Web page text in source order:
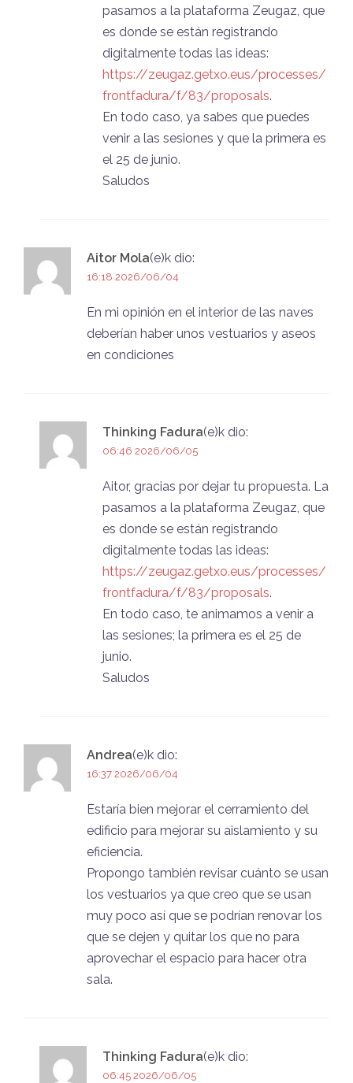
pasamos a la plataforma Zeugaz, que
es donde se están registrando
digitalmente todas las ideas:
https://zeugaz.getxo.eus/processes/
frontfadura/f/83/proposals.
En todo caso, ya sabes que puedes
venir a las sesiones y que la primera es
el 25 de junio.
Saludos
Aitor Mola(e)k dio:
16:18 2026/06/04
En mi opinión en el interior de las naves
deberían haber unos vestuarios y aseos
en condiciones
Thinking Fadura(e)k dio:
06:46 2026/06/05
Aitor, gracias por dejar tu propuesta. La
pasamos a la plataforma Zeugaz, que
es donde se están registrando
digitalmente todas las ideas:
https://zeugaz.getxo.eus/processes/
frontfadura/f/83/proposals.
En todo caso, te animamos a venir a
las sesiones; la primera es el 25 de
junio.
Saludos
Andrea(e)k dio:
16:37 2026/06/04
Estaría bien mejorar el cerramiento del
edificio para mejorar su aislamiento y su
eficiencia.
Propongo también revisar cuánto se usan
los vestuarios ya que creo que se usan
muy poco así que se podrían renovar los
que se dejen y quitar los que no para
aprovechar el espacio para hacer otra
sala.
Thinking Fadura(e)k dio:
06:45 2026/06/05